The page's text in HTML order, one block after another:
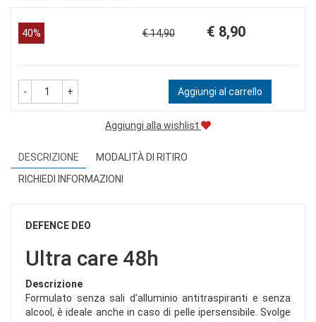
Sconto
del
40% € 14,90
Prezzo
scontato
€ 8,90
- + Aggiungi al carrello
Aggiungi alla wishlist
DESCRIZIONE
MODALITÀ DI RITIRO
RICHIEDI INFORMAZIONI
DEFENCE DEO
Ultra care 48h
Descrizione
Formulato senza sali d’alluminio antitraspiranti e senza
alcool, è ideale anche in caso di pelle ipersensibile. Svolge